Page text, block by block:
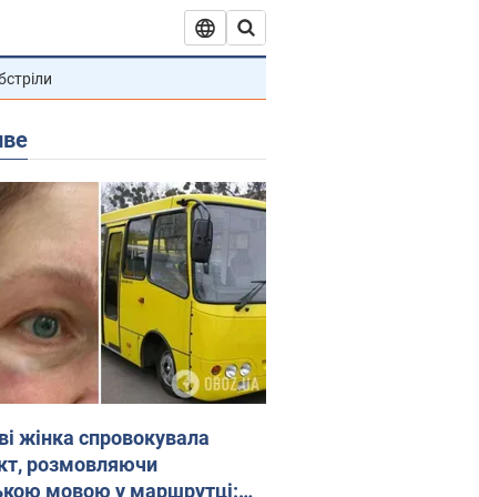
жінка спровокувала
розмовляючи
мовою у маршрутці: